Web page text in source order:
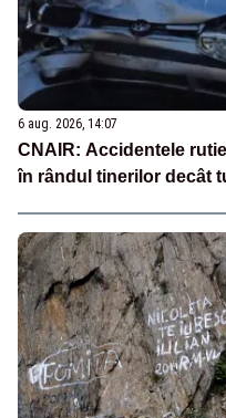
6 aug. 2026, 14:07
CNAIR: Accidentele
în rândul tinerilor decât